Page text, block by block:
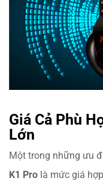
Giá Cả Phù
Lớn
Một trong những ưu
K1 Pro là mức giá